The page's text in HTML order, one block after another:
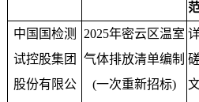
中国国检测
试控股集团
股份有限公
2025年密云区温室
气体排放清单编制
(一次重新招标)